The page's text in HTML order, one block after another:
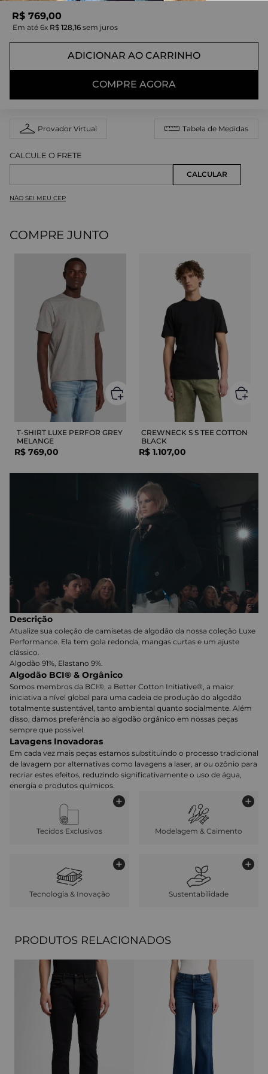
R$ 769,00
Em até 6x R$ 128,16 sem juros
ADICIONAR AO CARRINHO
COMPRE AGORA
Provador Virtual Tabela de Medidas
NÃO SEI MEU CEP
COMPRE JUNTO
T-SHIRT LUXE PERFOR GREY
MELANGE
R$ 769,00
CREWNECK S S TEE COTTON
BLACK
R$ 1.107,00
Descrição
Atualize sua coleção de camisetas de algodão da nossa coleção Luxe
Performance. Ela tem gola redonda, mangas curtas e um ajuste
clássico.
Algodão 91%, Elastano 9%.
Algodão BCI® & Orgânico
Somos membros da BCI®, a Better Cotton Initiative®, a maior
iniciativa a nível global para uma cadeia de produção do algodão
totalmente sustentável, tanto ambiental quanto socialmente. Além
disso, damos preferência ao algodão orgânico em nossas peças
sempre que possível.
Lavagens Inovadoras
Em cada vez mais peças estamos substituindo o processo tradicional
de lavagem por alternativas como lavagens a laser, ar ou ozônio para
recriar estes efeitos, reduzindo significativamente o uso de água,
energia e produtos químicos.
Tecidos Exclusivos Modelagem & Caimento
Tecnologia & Inovação Sustentabilidade
PRODUTOS RELACIONADOS